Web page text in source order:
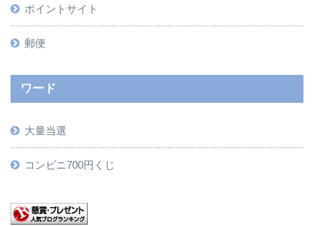
ポイントサイト
郵便
ワード
大量当選
コンビニ700円くじ